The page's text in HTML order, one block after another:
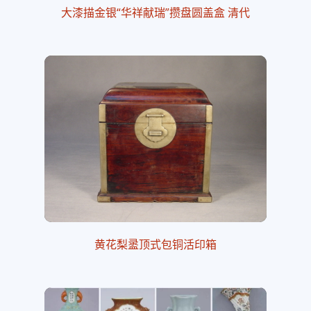
大漆描金银“华祥献瑞”攒盘圆盖盒 清代
黄花梨盝顶式包铜活印箱